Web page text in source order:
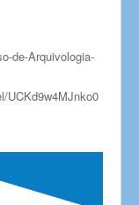
de-Arquivologia-
UCKd9w4MJnko0